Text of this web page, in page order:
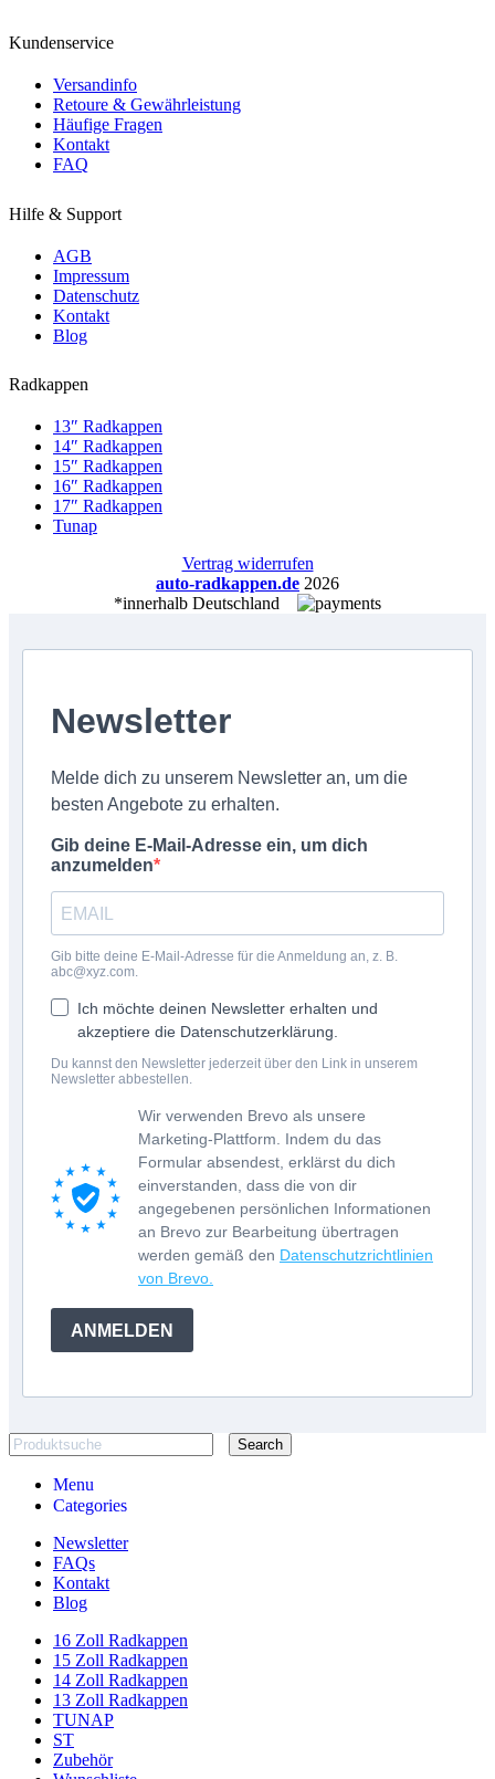
Kundenservice
Versandinfo
Retoure & Gewährleistung
Häufige Fragen
Kontakt
FAQ
Hilfe & Support
AGB
Impressum
Datenschutz
Kontakt
Blog
Radkappen
13″ Radkappen
14″ Radkappen
15″ Radkappen
16″ Radkappen
17″ Radkappen
Tunap
Vertrag widerrufen
auto-radkappen.de 2026
*innerhalb Deutschland
Newsletter
Melde dich zu unserem Newsletter an, um die
besten Angebote zu erhalten.
Gib deine E-Mail-Adresse ein, um dich
anzumelden
Gib bitte deine E-Mail-Adresse für die Anmeldung an, z. B.
abc@xyz.com.
Ich möchte deinen Newsletter erhalten und
akzeptiere die Datenschutzerklärung.
Du kannst den Newsletter jederzeit über den Link in unserem
Newsletter abbestellen.
Wir verwenden Brevo als unsere
Marketing-Plattform. Indem du das
Formular absendest, erklärst du dich
einverstanden, dass die von dir
angegebenen persönlichen Informationen
an Brevo zur Bearbeitung übertragen
werden gemäß den Datenschutzrichtlinien
von Brevo.
ANMELDEN
Search
Menu
Categories
Newsletter
FAQs
Kontakt
Blog
16 Zoll Radkappen
15 Zoll Radkappen
14 Zoll Radkappen
13 Zoll Radkappen
TUNAP
ST
Zubehör